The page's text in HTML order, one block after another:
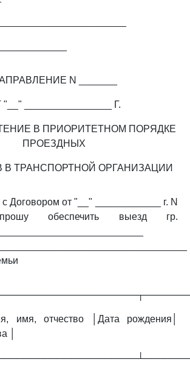
N _______
________________ Г.
В ПРИОРИТЕТНОМ ПОРЯДКЕ
ПРОЕЗДНЫХ
В ТРАНСПОРТНОЙ ОРГАНИЗАЦИИ
с Договором от "__" ____________ г. N
прошу обеспечить выезд гр.
имя, отчество │Дата рождения│
│